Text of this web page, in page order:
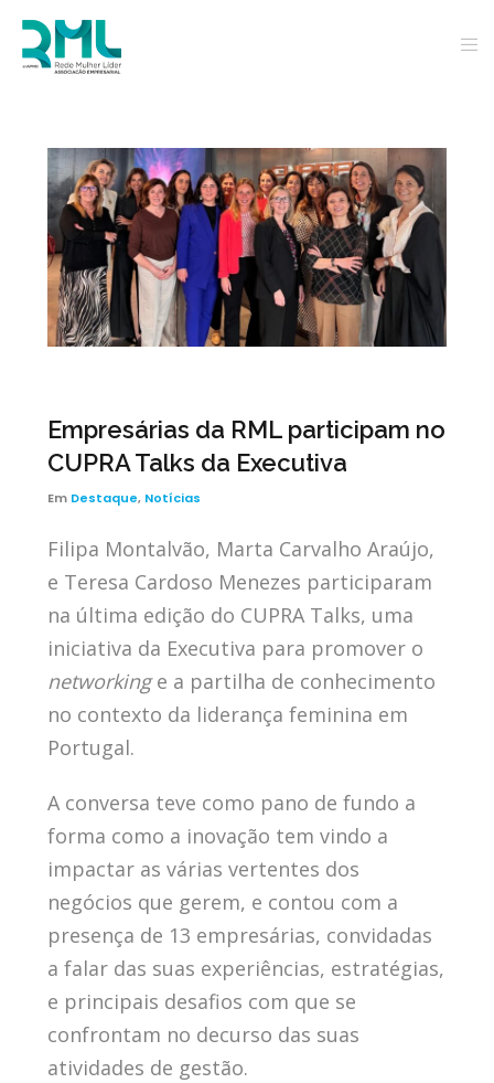
Empresárias da RML participam no
CUPRA Talks da Executiva
Em Destaque, Notícias
Filipa Montalvão, Marta Carvalho Araújo,
e Teresa Cardoso Menezes participaram
na última edição do CUPRA Talks, uma
iniciativa da Executiva para promover o
networkinge a partilha de conhecimento
no contexto da liderança feminina em
Portugal.
A conversa teve como pano de fundo a
forma como a inovação tem vindo a
impactar as várias vertentes dos
negócios que gerem, e contou com a
presença de 13 empresárias, convidadas
a falar das suas experiências, estratégias,
e principais desafios com que se
confrontam no decurso das suas
atividades de gestão.